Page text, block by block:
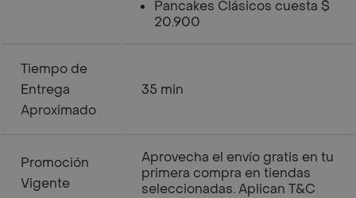
Pancakes Clásicos cuesta $
20.900
Tiempo de
Entrega
Aproximado
35 min
Promoción
Vigente
Aprovecha el envío gratis en tu
primera compra en tiendas
seleccionadas. Aplican T&C